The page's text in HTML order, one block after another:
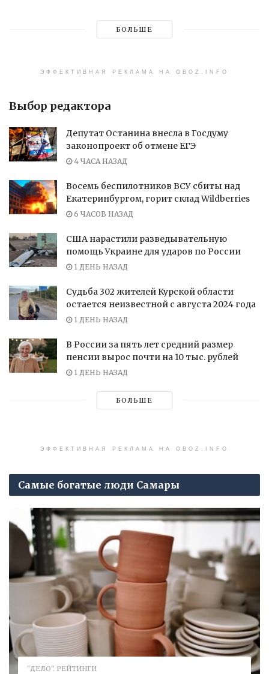
БОЛЬШЕ
ЭФФЕКТИВНАЯ РЕКЛАМА НА OBOZ.INFO
Выбор редактора
Депутат Останина внесла в Госдуму
законопроект об отмене ЕГЭ
4 ЧАСА НАЗАД
Восемь беспилотников ВСУ сбиты над
Екатеринбургом, горит склад Wildberries
6 ЧАСОВ НАЗАД
США нарастили разведывательную
помощь Украине для ударов по России
1 ДЕНЬ НАЗАД
Судьба 302 жителей Курской области
остается неизвестной с августа 2024 года
1 ДЕНЬ НАЗАД
В России за пять лет средний размер
пенсии вырос почти на 10 тыс. рублей
1 ДЕНЬ НАЗАД
БОЛЬШЕ
ЭФФЕКТИВНАЯ РЕКЛАМА НА OBOZ.INFO
Самые богатые люди Самары
"ДЕЛО". РЕЙТИНГИ